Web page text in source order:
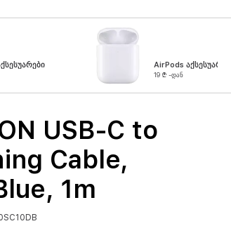
AirPods
19 ₾ -დან
USB-C to
Cable,
1m